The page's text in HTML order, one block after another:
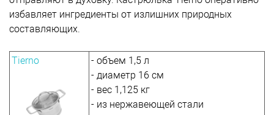
избавляет ингредиенты от излишних природных
составляющих.
Tierno
- объем 1,5 л
- диаметр 16 см
- вес 1,125 кг
- из нержавеющей стали